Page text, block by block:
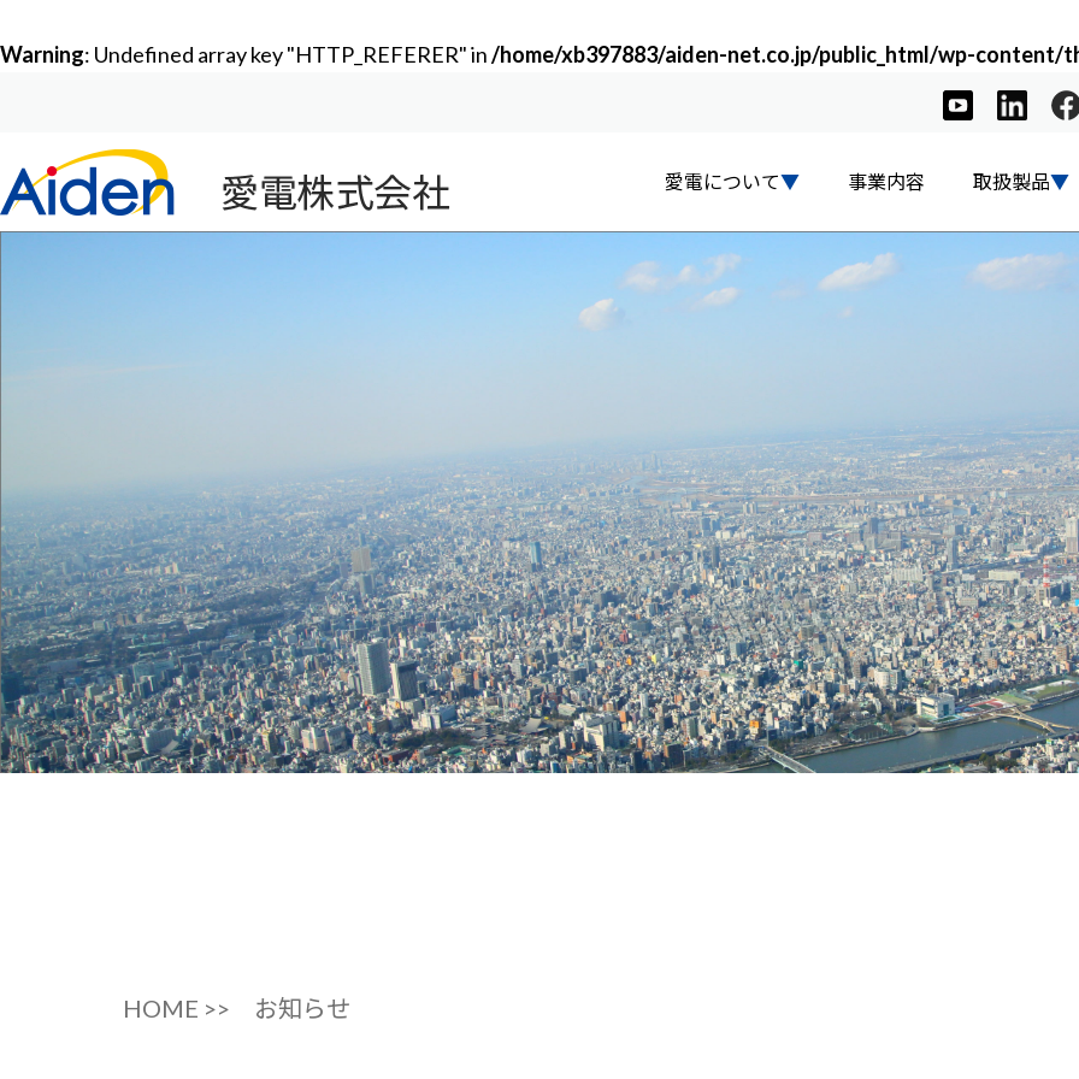
Warning: Undefined array key "HTTP_REFERER" in/home/xb397883/aiden-net.co.jp/public_html/wp-content/
愛電について 事業内容 取扱製品
HOME >> お知らせ